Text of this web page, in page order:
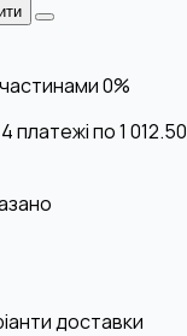
0%
платежі по1 012.50
доставки